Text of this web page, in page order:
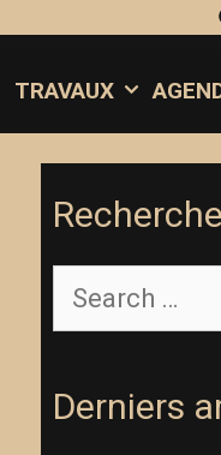
TRAVAUX
Derniers